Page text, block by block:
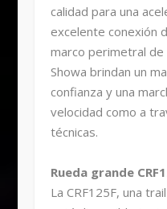
calidad para una
excelente conexión
marco perimetral de
Showa brindan un
confianza y una
velocidad como a
técnicas.
Rueda grande
La CRF125F, una